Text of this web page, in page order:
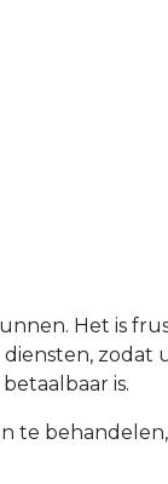
Het is
zodat
is.
te